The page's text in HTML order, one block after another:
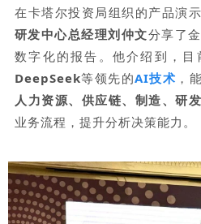
在卡塔尔投资局组织的产品演示
研发中心总经理刘仲文分享了
数字化的报告。他介绍到，目
DeepSeek等领先的AI技术 ，
人力资源、供应链、制造、研发
业务流程，提升分析决策能力。